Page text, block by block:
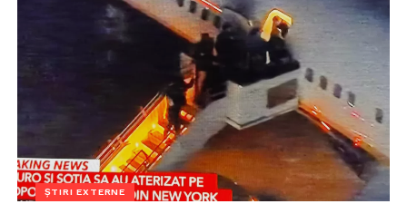
ȘTIRI EXTERNE